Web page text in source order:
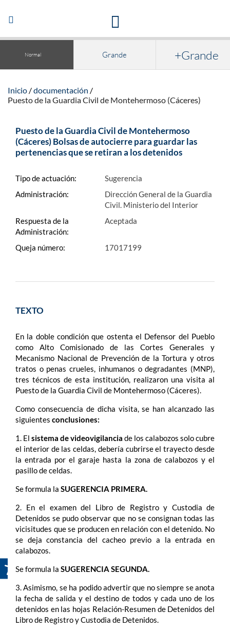
Abrir/Cerrar
navegación
Normal Grande +Grande
Inicio
documentación
Puesto de la Guardia Civil de Montehermoso (Cáceres)
Puesto de la Guardia Civil de Montehermoso
(Cáceres) Bolsas de autocierre para guardar las
pertenencias que se retiran a los detenidos
Tipo de actuación:
Sugerencia
Administración:
Dirección General de la Guardia
Civil. Ministerio del Interior
Respuesta de la
Administración:
Aceptada
Queja número: 17017199
TEXTO
En la doble condición que ostenta el Defensor del Pueblo
como Alto Comisionado de las Cortes Generales y
Mecanismo Nacional de Prevención de la Tortura y otros
tratos o penas crueles, inhumanos o degradantes (MNP),
tres técnicos de esta institución, realizaron una visita al
Puesto de la Guardia Civil de Montehermoso (Cáceres).
Como consecuencia de dicha visita, se han alcanzado las
siguientes conclusiones:
1. El sistema devideovigilancia de los calabozos solo cubre
el interior de las celdas, debería cubrirse el trayecto desde
la entrada por el garaje hasta la zona de calabozos y el
pasillo de celdas.
Se formula la SUGERENCIA PRIMERA.
2. En el examen del Libro de Registro y Custodia de
Detenidos se pudo observar que no se consignan todas las
vicisitudes que se producen en relación con el detenido. No
se deja constancia del cacheo previo a la entrada en
calabozos.
Se formula la SUGERENCIA SEGUNDA.
3. Asimismo, se ha podido advertir que no siempre se anota
la fecha de salida y el destino de todos y cada uno de los
detenidos en las hojas Relación-Resumen de Detenidos del
Libro de Registro y Custodia de Detenidos.